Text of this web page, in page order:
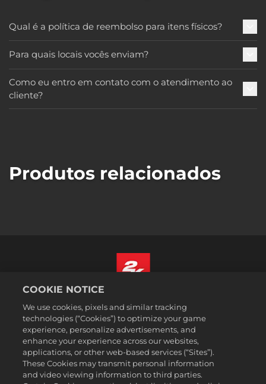
Qual é a política de reembolso para itens físicos?
Para quais locais vocês enviam?
Como eu entro em contato com o atendimento ao
cliente?
Produtos relacionados
Termos legais
Política de Privacidade
Política de Cookies
Suporte
Não vender nem compartilhar minhas informações pessoais
Português - Brasil
COOKIE NOTICE
We use cookies, pixels and similar tracking
technologies (“Cookies”) to optimize your game
experience, personalize advertisements, and
enhance your experience across our websites,
applications, or other web-based services (“Sites”).
These Cookies may transmit personal information
and video viewing information to third parties.